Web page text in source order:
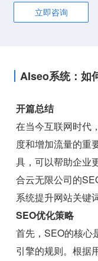
立即咨询
AIseo系统：如
开篇总结
在当今互联网时代
度和增加流量的重
具，可以帮助企业
合云无限公司的
系统提升网站关键
SEO优化策略
首先，SEO的核心
引擎的规则。根据